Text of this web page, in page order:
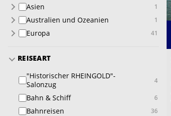
Asien 1
Australien und Ozeanien 1
Europa 41
REISEART
"Historischer RHEINGOLD"-
Salonzug
4
Bahn & Schiff 6
Bahnreisen 36